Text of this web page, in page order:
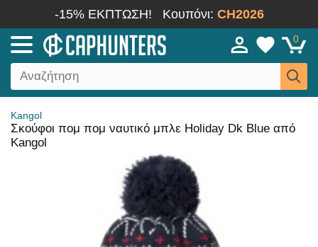
-15% ΕΚΠΤΩΣΗ! Κουπόνι: CH2026
0
Kangol
Σκούφοι πομ πομ ναυτικό μπλε Holiday Dk Blue από
Kangol